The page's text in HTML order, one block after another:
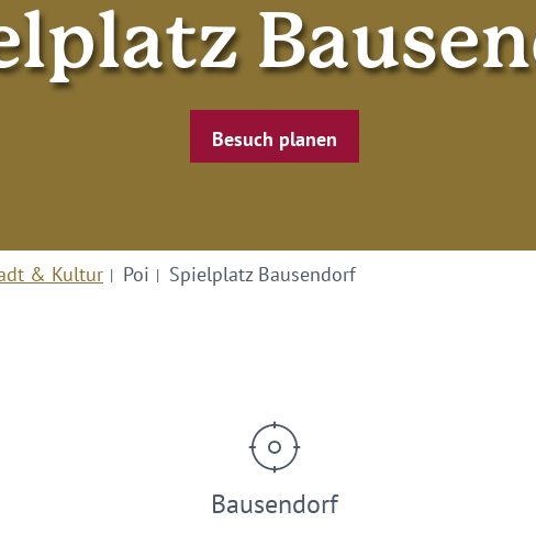
Besuch planen
& Kultur Poi Spielplatz Bausendorf
Bausendorf